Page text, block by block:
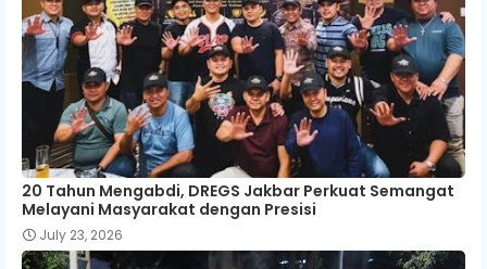
20 Tahun Mengabdi, DREGS Jakbar Perkuat Semangat
Melayani Masyarakat dengan Presisi
July 23, 2026